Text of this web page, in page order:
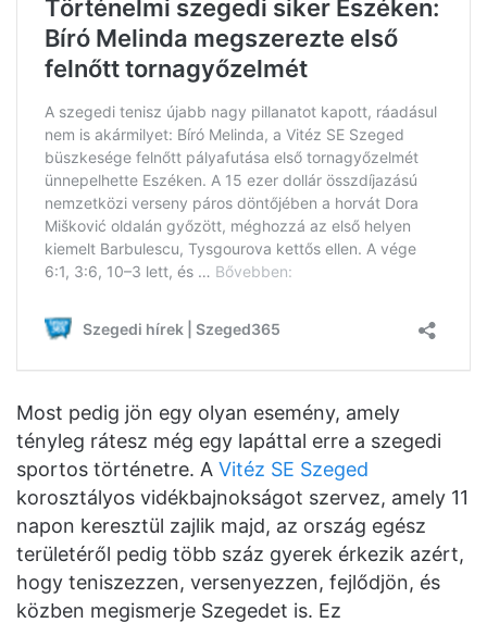
Most pedig jön egy olyan esemény, amely
tényleg rátesz még egy lapáttal erre a szegedi
sportos történetre. A Vitéz SE Szeged
korosztályos vidékbajnokságot szervez, amely 11
napon keresztül zajlik majd, az ország egész
területéről pedig több száz gyerek érkezik azért,
hogy teniszezzen, versenyezzen, fejlődjön, és
közben megismerje Szegedet is. Ez